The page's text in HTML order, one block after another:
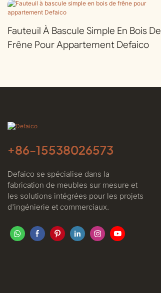
Fauteuil À Bascule Simple En Bois De
Frêne Pour Appartement Defaico
+86-15538026573
Defaico se spécialise dans la
fabrication de meubles sur mesure et
les solutions intégrées pour les projets
d'ingénierie et commerciaux.